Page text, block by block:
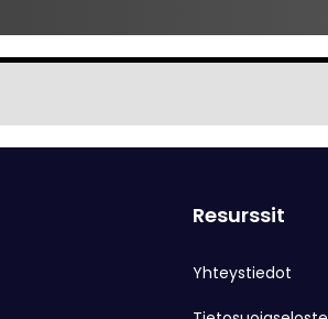
Resurssit
Yhteystiedot